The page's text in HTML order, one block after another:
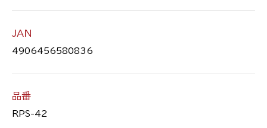
JAN
4906456580836
品番
RPS-42